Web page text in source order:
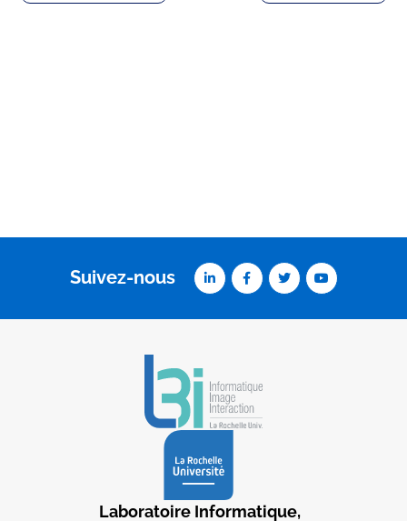
Suivez-nous
Laboratoire Informatique,